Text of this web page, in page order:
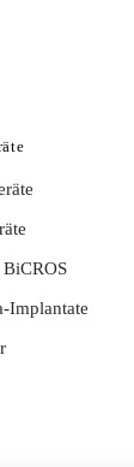
BiCROS
Implantate